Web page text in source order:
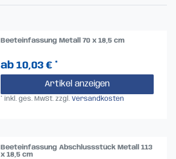
Beeteinfassung Metall 70 x 18,5 cm
ab 10,03 € *
Artikel anzeigen
* inkl. ges. MwSt. zzgl.Versandkosten
Beeteinfassung Abschlussstück Metall 113
x 18,5 cm